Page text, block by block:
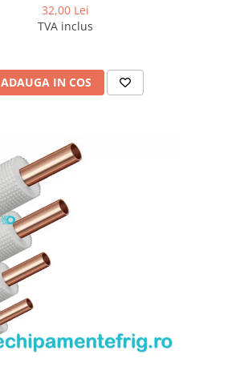
32,00 Lei
TVA inclus
ADAUGA IN COS